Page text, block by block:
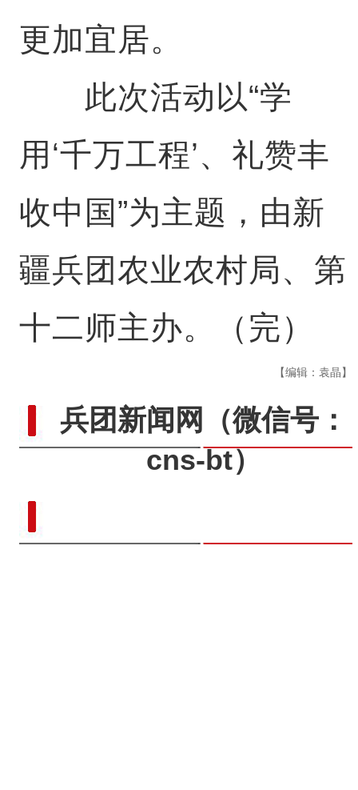
更加宜居。
此次活动以“学
用‘千万工程’、礼赞丰
收中国”为主题，由新
疆兵团农业农村局、第
十二师主办。（完）
【编辑：袁晶】
兵团新闻网
（微信号：
cns-bt）